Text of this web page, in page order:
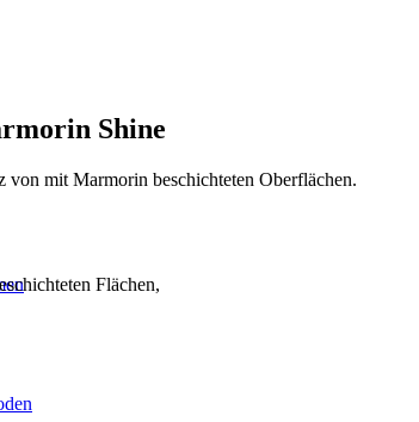
Shine
von mit Marmorin beschichteten Oberflächen.
Flächen,